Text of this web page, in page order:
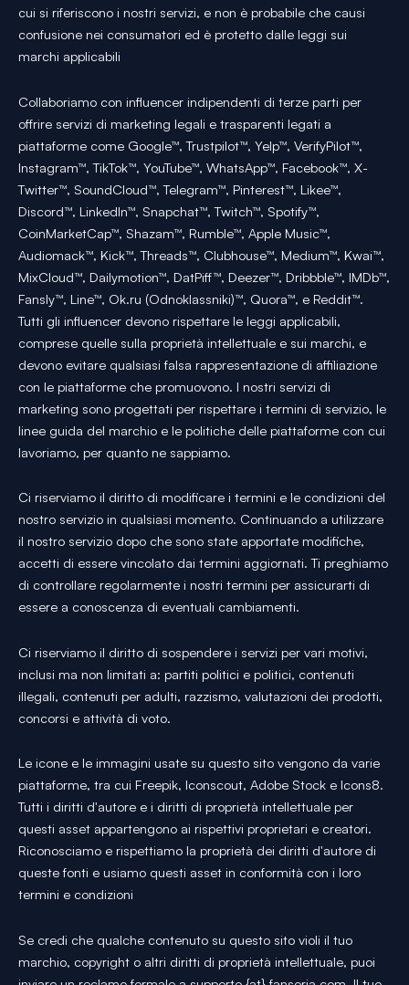
cui si riferiscono i nostri servizi, e non è probabile che causi
confusione nei consumatori ed è protetto dalle leggi sui
marchi applicabili
Collaboriamo con influencer indipendenti di terze parti per
offrire servizi di marketing legali e trasparenti legati a
piattaforme come Google™, Trustpilot™, Yelp™, VerifyPilot™,
Instagram™, TikTok™, YouTube™, WhatsApp™, Facebook™, X-
Twitter™, SoundCloud™, Telegram™, Pinterest™, Likee™,
Discord™, LinkedIn™, Snapchat™, Twitch™, Spotify™,
CoinMarketCap™, Shazam™, Rumble™, Apple Music™,
Audiomack™, Kick™, Threads™, Clubhouse™, Medium™, Kwai™,
MixCloud™, Dailymotion™, DatPiff™, Deezer™, Dribbble™, IMDb™,
Fansly™, Line™, Ok.ru (Odnoklassniki)™, Quora™, e Reddit™.
Tutti gli influencer devono rispettare le leggi applicabili,
comprese quelle sulla proprietà intellettuale e sui marchi, e
devono evitare qualsiasi falsa rappresentazione di affiliazione
con le piattaforme che promuovono. I nostri servizi di
marketing sono progettati per rispettare i termini di servizio, le
linee guida del marchio e le politiche delle piattaforme con cui
lavoriamo, per quanto ne sappiamo.
Ci riserviamo il diritto di modificare i termini e le condizioni del
nostro servizio in qualsiasi momento. Continuando a utilizzare
il nostro servizio dopo che sono state apportate modifiche,
accetti di essere vincolato dai termini aggiornati. Ti preghiamo
di controllare regolarmente i nostri termini per assicurarti di
essere a conoscenza di eventuali cambiamenti.
Ci riserviamo il diritto di sospendere i servizi per vari motivi,
inclusi ma non limitati a: partiti politici e politici, contenuti
illegali, contenuti per adulti, razzismo, valutazioni dei prodotti,
concorsi e attività di voto.
Le icone e le immagini usate su questo sito vengono da varie
piattaforme, tra cui Freepik, Iconscout, Adobe Stock e Icons8.
Tutti i diritti d'autore e i diritti di proprietà intellettuale per
questi asset appartengono ai rispettivi proprietari e creatori.
Riconosciamo e rispettiamo la proprietà dei diritti d'autore di
queste fonti e usiamo questi asset in conformità con i loro
termini e condizioni
Se credi che qualche contenuto su questo sito violi il tuo
marchio, copyright o altri diritti di proprietà intellettuale, puoi